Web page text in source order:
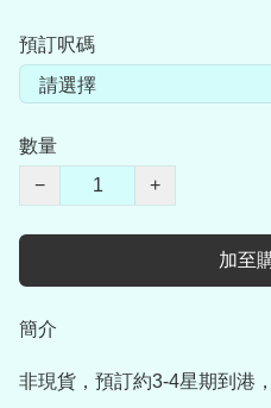
預訂呎碼
數量
−
+
加至
簡介
非現貨，預訂約3-4星期到港